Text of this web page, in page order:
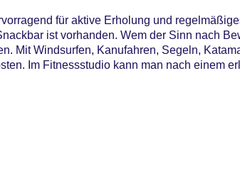
für aktive Erholung und
ist vorhanden. Wem der Sinn nach
Mit Windsurfen, Kanufahren, Segeln,
Im Fitnessstudio kann man nach einem